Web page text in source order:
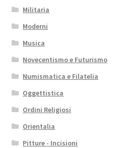
Militaria
Moderni
Musica
Novecentismo e Futurismo
Numismatica e Filatelia
Oggettistica
Ordini Religiosi
Orientalia
Pitture - Incisioni